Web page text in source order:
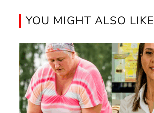
YOU MIGHT ALSO LIKE